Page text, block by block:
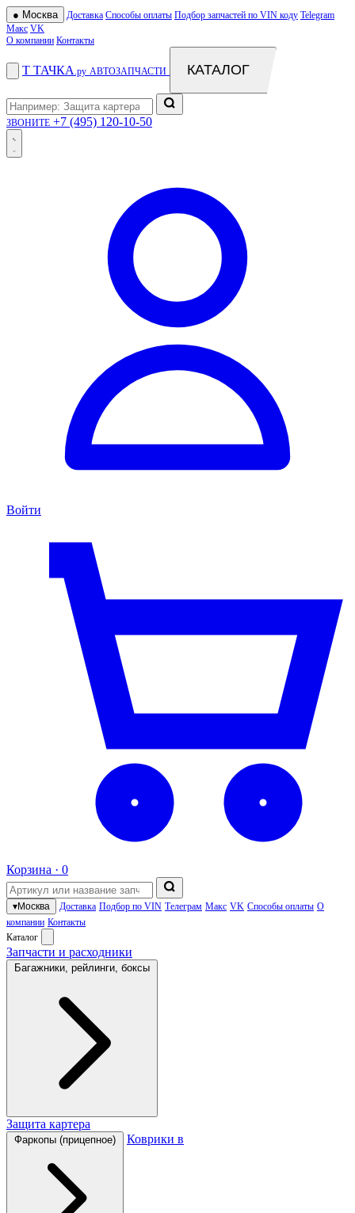
● Москва Доставка Способы оплаты Подбор запчастей по VIN коду Telegram
Макс VK
О компании Контакты
Т ТАЧКА .ру АВТОЗАПЧАСТИ КАТАЛОГ
ЗВОНИТЕ +7 (495) 120-10-50
Войти
Корзина · 0
▾Москва Доставка Подбор по VIN Телеграм Макс VK Способы оплаты О
компании Контакты
Каталог
Запчасти и расходники
Багажники, рейлинги, боксы
Защита картера
Фаркопы (прицепное) Коврики в